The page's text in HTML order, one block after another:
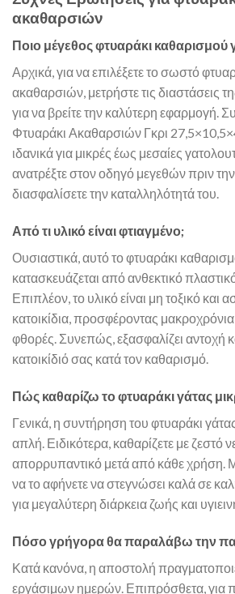
ακαθαρσιών
Ποιο μέγεθος φτυαράκι καθαρισμού
Αρχικά, για να επιλέξετε το σωστό
ακαθαρσιών, μετρήστε τις διαστάσεις
για να βρείτε την καλύτερη εφαρμογή.
Φτυαράκι Ακαθαρσιών Γκρι
ιδανικά για μικρές έως μεσαίες
ανατρέξτε στον οδηγό μεγεθών πριν
διασφαλίσετε την καταλληλότητά του.
Από τι υλικό είναι φτιαγμένο;
Ουσιαστικά, αυτό το φτυαράκι
κατασκευάζεται από ανθεκτικό
Επιπλέον, το υλικό είναι μη τοξικό και
κατοικίδια, προσφέροντας
φθορές. Συνεπώς, εξασφαλίζει αντοχή
κατοικίδιό σας κατά τον καθαρισμό.
Πώς καθαρίζω το φτυαράκι γάτας
Γενικά, η συντήρηση του φτυαράκι
απλή. Ειδικότερα, καθαρίζετε με ζεστό
απορρυπαντικό μετά από κάθε χρήση.
να το αφήνετε να στεγνώσει καλά σε
για μεγαλύτερη διάρκεια ζωής και
Πόσο γρήγορα θα παραλάβω την
Κατά κανόνα, η αποστολή
εργάσιμων ημερών. Επιπρόσθετα, για